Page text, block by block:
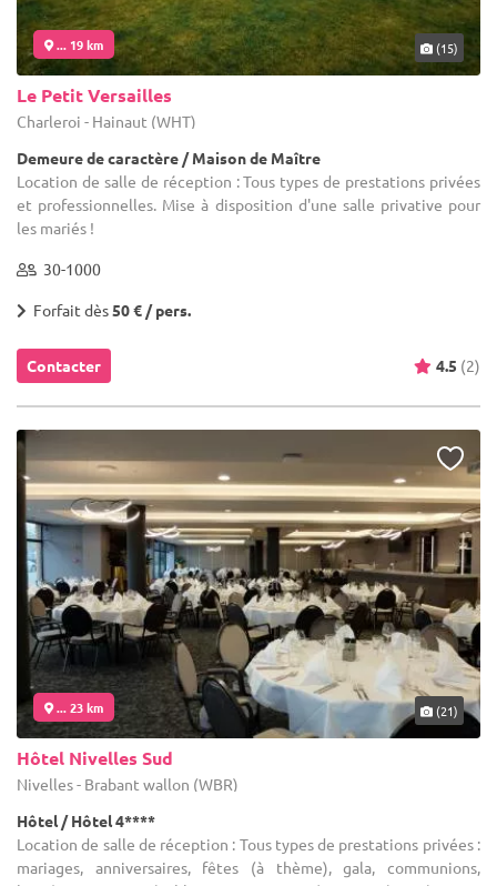
... 19 km (15)
Le Petit Versailles
Charleroi - Hainaut (WHT)
Demeure de caractère / Maison de Maître
Location de salle de réception : Tous types de prestations privées
et professionnelles. Mise à disposition d'une salle privative pour
les mariés !
30-1000
Forfait dès50 € / pers.
Contacter 4.5 (2)
... 23 km (21)
Hôtel Nivelles Sud
Nivelles - Brabant wallon (WBR)
Hôtel / Hôtel 4****
Location de salle de réception : Tous types de prestations privées :
mariages, anniversaires, fêtes (à thème), gala, communions,